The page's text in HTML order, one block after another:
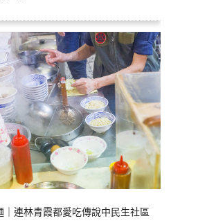
｜連林青霞都愛吃傳說中民生社區